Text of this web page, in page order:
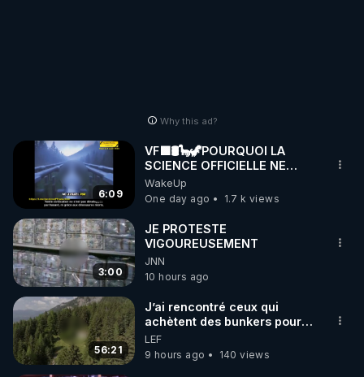
Why this ad?
6:09
VF🟩🛢🦕🦖POURQUOI LA
SCIENCE OFFICIELLE NE
CONNAÎT-ELLE PAS LA VRAIE
ORIGINE DU PÉTROL -
Jocelyne Tr
WakeUp
One day ago
1.7 k views
3:00
JE PROTESTE
VIGOUREUSEMENT
JNN
10 hours ago
56:21
J’ai rencontré ceux qui
achètent des bunkers pour
survivre à la fin du monde
LEF
9 hours ago
140 views